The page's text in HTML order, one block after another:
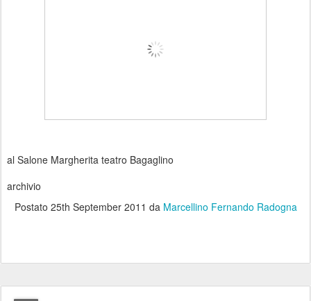
al Salone Margherita teatro Bagaglino
archivio
Postato 25th September 2011 da Marcellino Fernando Radogna